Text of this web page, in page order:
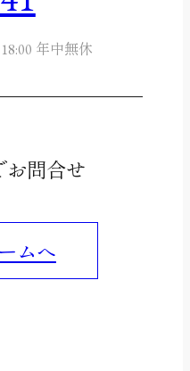
年中無休
お問合せ
ムへ